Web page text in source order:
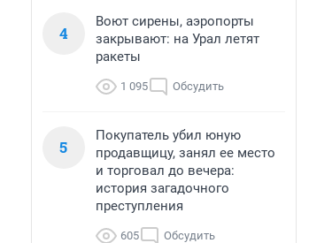
4
Воют сирены, аэропорты
закрывают: на Урал летят
ракеты
1 095 Обсудить
5
Покупатель убил юную
продавщицу, занял ее место
и торговал до вечера:
история загадочного
преступления
605 Обсудить